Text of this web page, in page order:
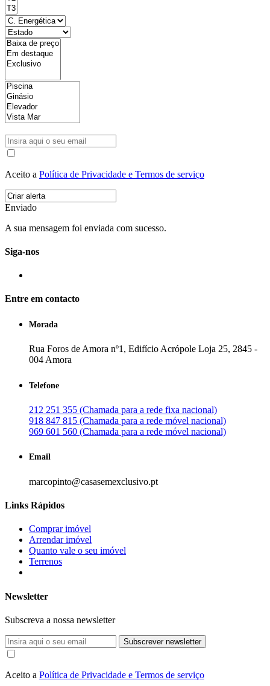
Aceito a Política de Privacidade e Termos de serviço
Enviado
A sua mensagem foi enviada com sucesso.
Siga-nos
Entre em contacto
Morada
Rua Foros de Amora nº1, Edifício Acrópole Loja 25, 2845 -
004 Amora
Telefone
212 251 355 (Chamada para a rede fixa nacional)
918 847 815 (Chamada para a rede móvel nacional)
969 601 560 (Chamada para a rede móvel nacional)
Email
marcopinto@casasemexclusivo.pt
Links Rápidos
Comprar imóvel
Arrendar imóvel
Quanto vale o seu imóvel
Terrenos
Newsletter
Subscreva a nossa newsletter
Subscrever newsletter
Aceito a Política de Privacidade e Termos de serviço